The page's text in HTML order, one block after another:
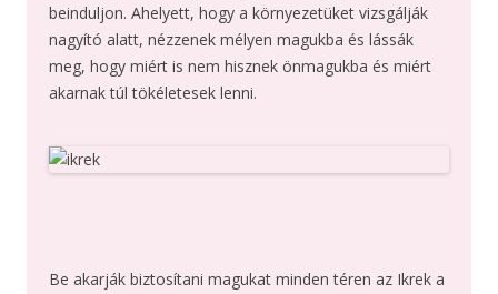
beinduljon. Ahelyett, hogy a környezetüket vizsgálják
nagyító alatt, nézzenek mélyen magukba és lássák
meg, hogy miért is nem hisznek önmagukba és miért
akarnak túl tökéletesek lenni.
Be akarják biztosítani magukat minden téren az Ikrek a